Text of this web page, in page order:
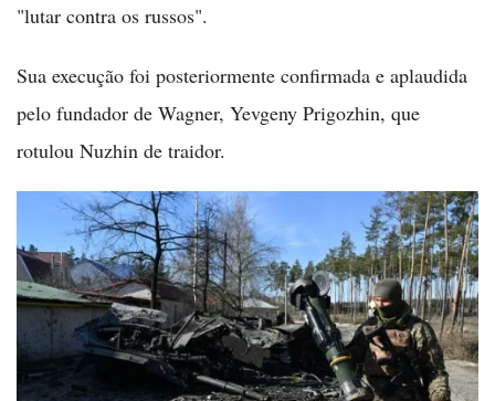
"lutar contra os russos".
Sua execução foi posteriormente confirmada e aplaudida
pelo fundador de Wagner, Yevgeny Prigozhin, que
rotulou Nuzhin de traidor.